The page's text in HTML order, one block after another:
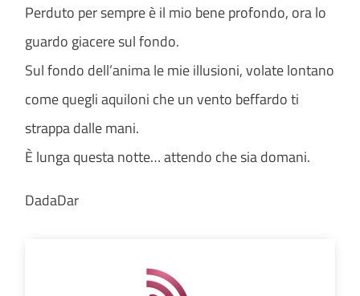
Perduto per sempre è il mio bene profondo, ora lo
guardo giacere sul fondo.
Sul fondo dell’anima le mie illusioni, volate lontano
come quegli aquiloni che un vento beffardo ti
strappa dalle mani.
È lunga questa notte… attendo che sia domani.
DadaDar